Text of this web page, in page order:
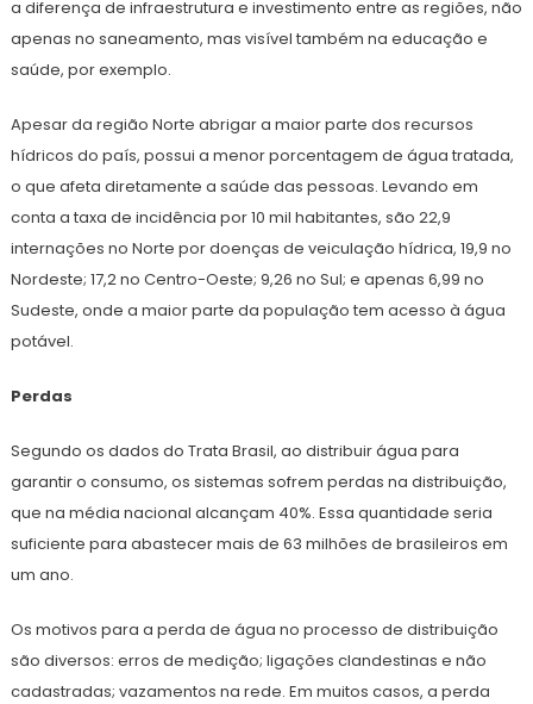
a diferença de infraestrutura e investimento entre as regiões, não
apenas no saneamento, mas visível também na educação e
saúde, por exemplo.
Apesar da região Norte abrigar a maior parte dos recursos
hídricos do país, possui a menor porcentagem de água tratada,
o que afeta diretamente a saúde das pessoas. Levando em
conta a taxa de incidência por 10 mil habitantes, são 22,9
internações no Norte por doenças de veiculação hídrica, 19,9 no
Nordeste; 17,2 no Centro-Oeste; 9,26 no Sul; e apenas 6,99 no
Sudeste, onde a maior parte da população tem acesso à água
potável.
Perdas
Segundo os dados do Trata Brasil, ao distribuir água para
garantir o consumo, os sistemas sofrem perdas na distribuição,
que na média nacional alcançam 40%. Essa quantidade seria
suficiente para abastecer mais de 63 milhões de brasileiros em
um ano.
Os motivos para a perda de água no processo de distribuição
são diversos: erros de medição; ligações clandestinas e não
cadastradas; vazamentos na rede. Em muitos casos, a perda